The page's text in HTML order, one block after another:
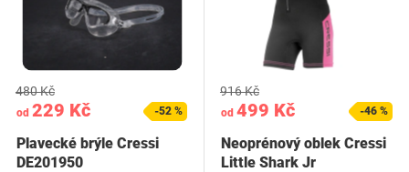
od 229 Kč
480 Kč
-52 %
Plavecké brýle Cressi
DE201950
od 499 Kč
916 Kč
-46 %
Neoprénový oblek Cressi
Little Shark Jr